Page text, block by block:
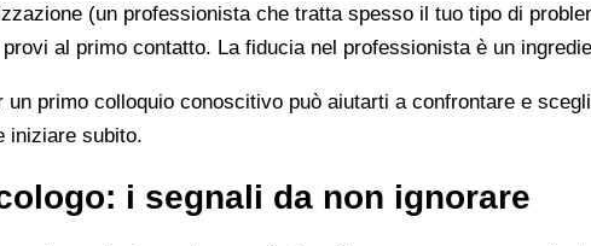
(un professionista che tratta spesso il tuo tipo di
al primo contatto. La fiducia nel professionista è un
primo colloquio conoscitivo può aiutarti a confrontare e
iniziare subito.
i segnali da non ignorare